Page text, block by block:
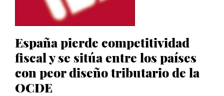
España pierde competitividad
fiscal y se sitúa entre los países
con peor diseño tributario de la
OCDE